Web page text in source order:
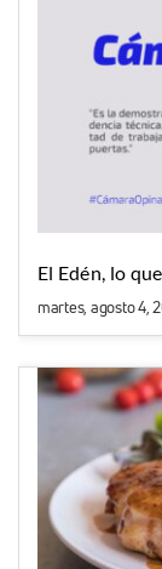
El Edén, lo
martes, agosto 4,